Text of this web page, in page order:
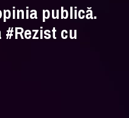
publică.
cu